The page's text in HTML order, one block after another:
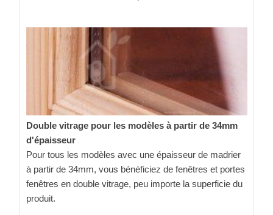
Double vitrage pour les modèles à partir de 34mm
d'épaisseur
Pour tous les modèles avec une épaisseur de madrier
à partir de 34mm, vous bénéficiez de fenêtres et portes
fenêtres en double vitrage, peu importe la superficie du
produit.